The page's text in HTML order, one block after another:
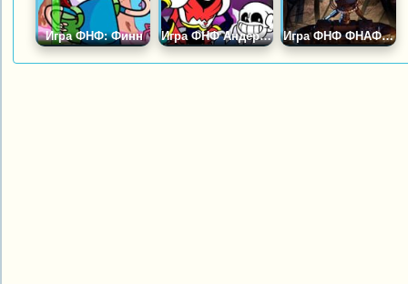
Игра ФНФ: Финн Игра ФНФ Андертейл: Папирус Игра ФНФ ФНАФ: Разрушенный Шанс